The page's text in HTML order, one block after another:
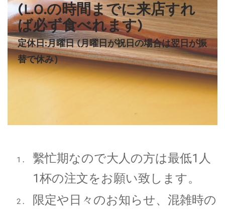
(L.O.の時間までに来店すれ
ば必ず食べれます)
定休日:月曜日 (月曜日が祝日の場合は翌日が振
替で休み）
繫忙期なので大人の方は最低1人
1杯の注文をお願い致します。
限定や日々のお知らせ、混雑時の